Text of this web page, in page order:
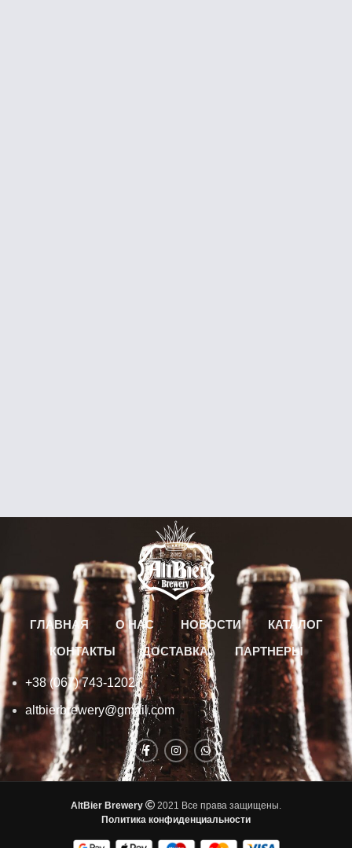
ГЛАВНАЯ О НАС НОВОСТИ
КАТАЛОГ
КОНТАКТЫ
ДОСТАВКА ПАРТНЕРЫ
+38 (067) 743-1202
altbierbrewery@gmail.com
AltBier Brewery
2021 Все права защищены.
Политика конфиденциальности